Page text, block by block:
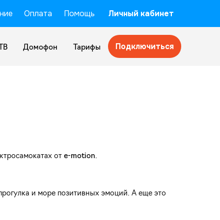
Оплата Помощь Личный кабинет
Домофон Тарифы Подключиться
от e-motion.
и море позитивных эмоций. А еще это